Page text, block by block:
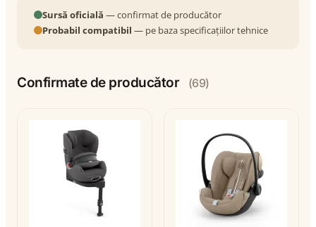
Sursă oficială — confirmat de producător
Probabil compatibil — pe baza specificațiilor tehnice
Confirmate de producător (69)